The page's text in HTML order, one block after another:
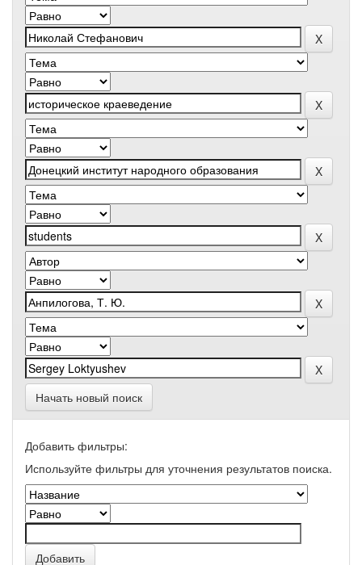
Начать новый поиск
Добавить фильтры:
Используйте фильтры для уточнения результатов поиска.